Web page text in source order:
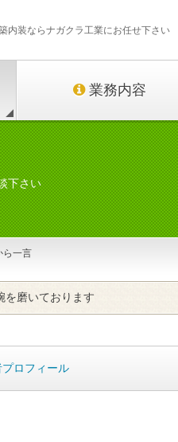
内装ならナガクラ工業にお任せ下さい
業務内容
下さい
ら一言
を磨いております
ロフィール